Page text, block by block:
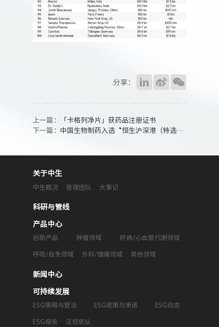
分享：
上一篇：
「卡格列净片」获药品注册证书
下一篇： 中国生物制药入选“恒生沪深港（特选企业）300指数”
关于中生
中生概况 管理团队 大事记
科研与管线
产品中心
创新产品 肿瘤领域 肝病/心血管代谢领域
呼吸/自免领域 外科/镇痛领域 其他领域
新闻中心
可持续发展
ESG策略与管治 ESG政策与承诺 ESG动态
ESG报告 法规依从